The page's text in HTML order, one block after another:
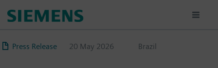
zum
Press Release
20 May 2026 Brazil